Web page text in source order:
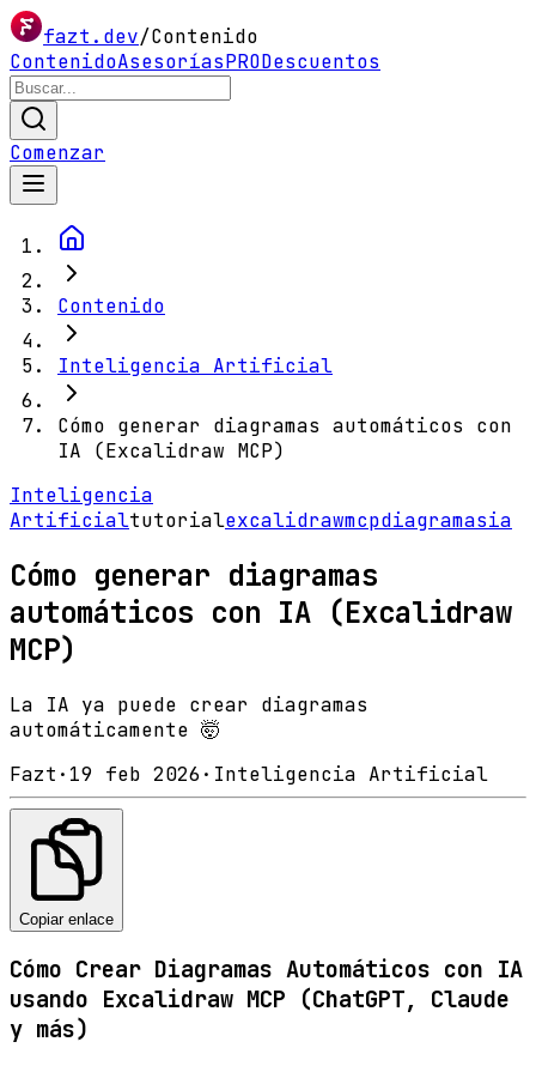
fazt.dev/Contenido
ContenidoAsesoríasPRODescuentos
Comenzar
Contenido
Inteligencia Artificial
Cómo generar diagramas automáticos con
IA (Excalidraw MCP)
Inteligencia
Artificialtutorialexcalidrawmcpdiagramasia
Cómo generar diagramas
automáticos con IA (Excalidraw
MCP)
La IA ya puede crear diagramas
automáticamente 🤯
Fazt · 19 feb 2026· Inteligencia Artificial
Copiar enlace
Cómo Crear Diagramas Automáticos con IA
usando Excalidraw MCP (ChatGPT, Claude
y más)